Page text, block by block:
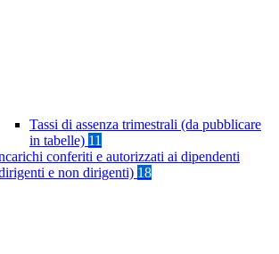
Tassi di assenza trimestrali (da pubblicare
in tabelle) 11
conferiti e autorizzati ai dipendenti
e non dirigenti) 18